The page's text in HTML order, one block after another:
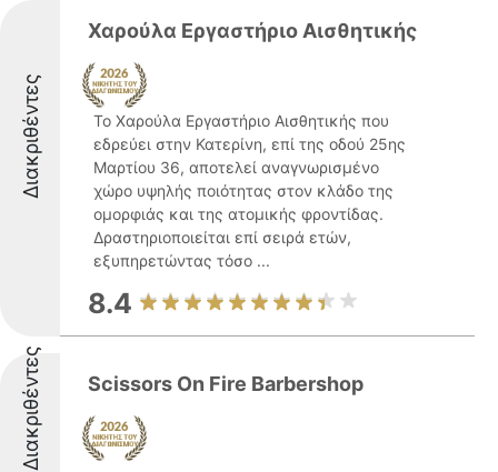
Διακριθέντες
Χαρούλα Εργαστήριο Αισθητικής
Το Χαρούλα Εργαστήριο Αισθητικής που
εδρεύει στην Κατερίνη, επί της οδού 25ης
Μαρτίου 36, αποτελεί αναγνωρισμένο
χώρο υψηλής ποιότητας στον κλάδο της
ομορφιάς και της ατομικής φροντίδας.
Δραστηριοποιείται επί σειρά ετών,
εξυπηρετώντας τόσο ...
8.4
Διακριθέντες Scissors On Fire Barbershop